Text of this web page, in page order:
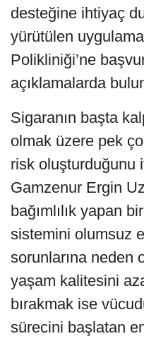
desteğine ihtiyaç
yürütülen
Polikliniği’ne
açıklamalarda
Sigaranın başta
olmak üzere pek
risk oluşturduğunu
Gamzenur Ergin
bağımlılık yapan
sistemini olumsuz
sorunlarına neden
yaşam kalitesini
bırakmak ise
sürecini başlatan